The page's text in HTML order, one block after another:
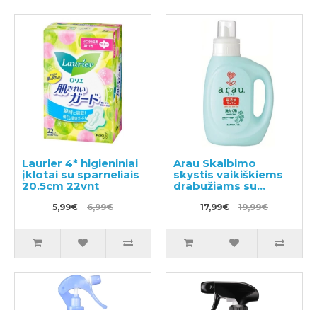
Laurier 4* higieniniai
įklotai su sparneliais
20.5cm 22vnt
5,99€ 6,99€
Arau Skalbimo
skystis vaikiškiems
drabužiams su
pelargonijų kvapu
1200ml17,99€ 19,99€